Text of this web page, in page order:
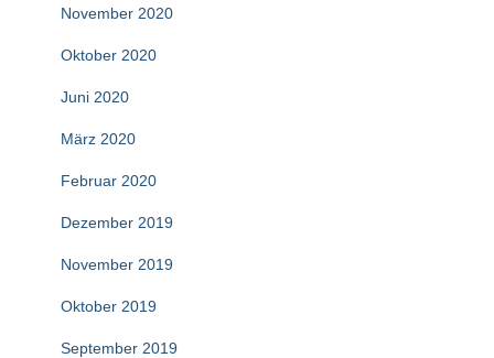
November 2020
Oktober 2020
Juni 2020
März 2020
Februar 2020
Dezember 2019
November 2019
Oktober 2019
September 2019